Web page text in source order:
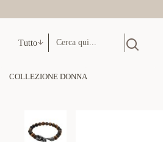
Tutto
COLLEZIONE DONNA